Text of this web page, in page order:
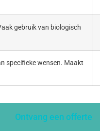
gebruik van biologisch
specifieke wensen. Maakt
Ontvang een offerte